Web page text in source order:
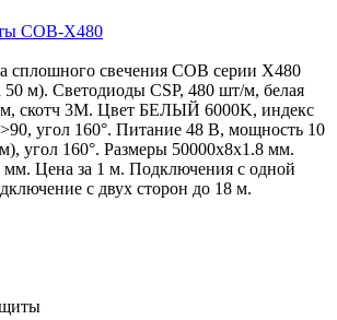
COB-X480
сплошного свечения COB серии X480
м). Светодиоды CSP, 480 шт/м, белая
скотч 3M. Цвет БЕЛЫЙ 6000K, индекс
угол 160°. Питание 48 В, мощность 10
угол 160°. Размеры 50000х8х1.8 мм.
Цена за 1 м. Подключения с одной
с двух сторон до 18 м.